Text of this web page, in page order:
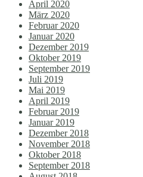
April 2020
März 2020
Februar 2020
Januar 2020
Dezember 2019
Oktober 2019
September 2019
Juli 2019
Mai 2019
April 2019
Februar 2019
Januar 2019
Dezember 2018
November 2018
Oktober 2018
September 2018